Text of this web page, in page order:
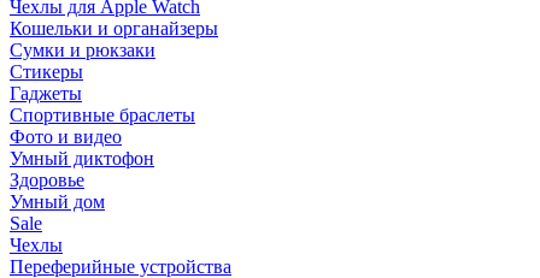
Чехлы для Apple Watch
Кошельки и органайзеры
Сумки и рюкзаки
Стикеры
Гаджеты
Спортивные браслеты
Фото и видео
Умный диктофон
Здоровье
Умный дом
Sale
Чехлы
Переферийные устройства